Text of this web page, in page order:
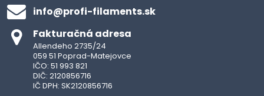
info​@profi-filaments​.sk
Fakturačná adresa
Allendeho 2735/24
059 51 Poprad-Matejovce
IČO: 51 993 821
DIČ: 2120856716
IČ DPH: SK2120856716